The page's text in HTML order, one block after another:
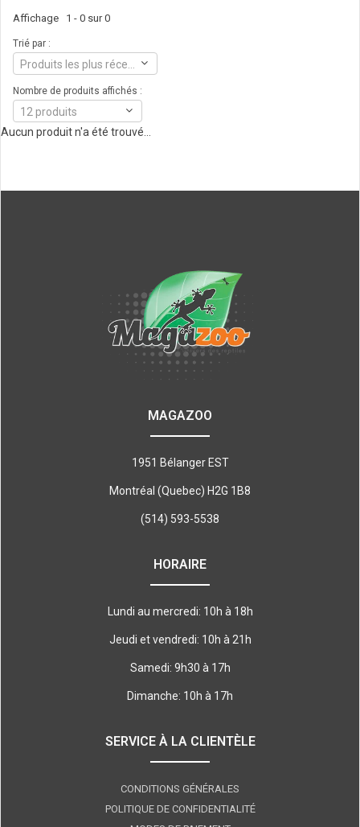
Affichage 1 - 0 sur 0
Trié par :
Nombre de produits affichés :
12 produits
Aucun produit n'a été trouvé...
MAGAZOO
1951 Bélanger EST
Montréal (Quebec) H2G 1B8
(514) 593-5538
HORAIRE
Lundi au mercredi: 10h à 18h
Jeudi et vendredi: 10h à 21h
Samedi: 9h30 à 17h
Dimanche: 10h à 17h
SERVICE À LA CLIENTÈLE
CONDITIONS GÉNÉRALES
POLITIQUE DE CONFIDENTIALITÉ